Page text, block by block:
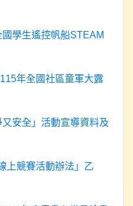
學生遙控帆船STEAM
年全國社區童軍大露
安全」活動宣導資料及
上競賽活動辦法」乙